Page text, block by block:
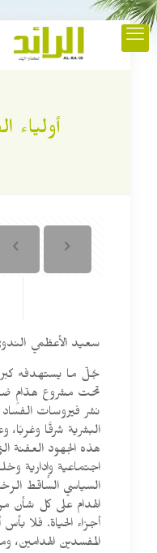
أولياء
سعيد الأعظمي
جُلّ ما يستهدفه كبراء
تحت مشروع هدّامٍ
نشر فيروسات الفساد
البشرية شرقًا وغربًا،
هذه الجهود العفنة
اجتماعية وإدارية
السياسي الساقط
الهدام على كل شأن
أجزاء الحياة. فلا
المفسدين